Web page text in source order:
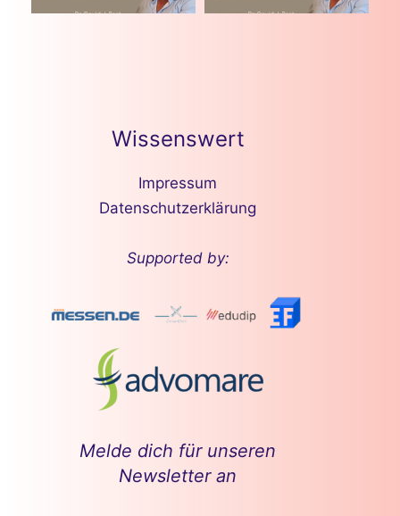
Wissenswert
Impressum
Datenschutzerklärung
Supported by:
Melde dich für unseren
Newsletter an